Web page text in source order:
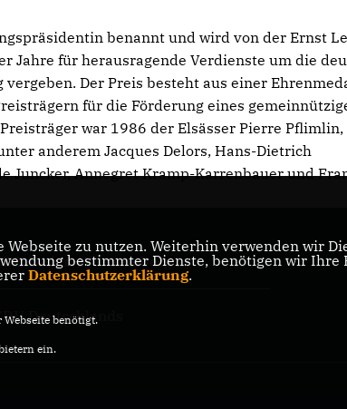
benannt und wird von der Ernst
Jahre für herausragende Verdienste um die
Der Preis besteht aus einer
für die Förderung eines
war 1986 der Elsässer Pierre Pflimlin,
anderem Jacques Delors, Hans-Dietrich
Juncker, Annegret Kramp-Karrenbauer und
Baden-Württemberg
Deutschlands
zu nutzen. Weiterhin verwenden wir
bestimmter Dienste, benötigen wir
Datenschutzerklärung.
benötigt.
ein.